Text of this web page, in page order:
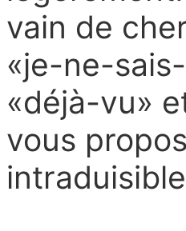
vain de
«je-ne-
«déjà-vu»
vous